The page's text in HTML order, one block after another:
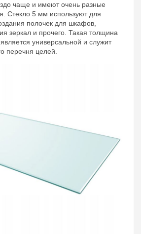
чаще и имеют очень разные
Стекло 5 мм используют для
полочек для шкафов,
зеркал и прочего. Такая толщина
универсальной и служит
перечня целей.